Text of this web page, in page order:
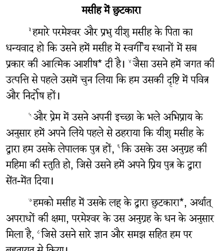
मसीह में छुटकारा
३हमारे परमेश्‍वर और प्रभु यीशु मसीह के पिता का
धन्यवाद हो कि उसने हमें मसीह में स्वर्गीय स्थानों में सब
प्रकार की आत्मिक आशीष* दी है। ४जैसा उसने हमें जगत की
उत्पत्ति से पहले उसमें चुन लिया कि हम उसकी दृष्टि में पवित्र
और निर्दोष हों।
५और प्रेम में उसने अपनी इच्छा के भले अभिप्राय के
अनुसार हमें अपने लिये पहले से ठहराया कि यीशु मसीह के
द्वारा हम उसके लेपालक पुत्र हों, ६कि उसके उस अनुग्रह की
महिमा की स्तुति हो, जिसे उसने हमें अपने प्रिय पुत्र के द्वारा
सेंत-मेंत दिया।
७हमको मसीह में उसके लहू के द्वारा छुटकारा*, अर्थात्
अपराधों की क्षमा, परमेश्‍वर के उस अनुग्रह के धन के अनुसार
मिला है, ८जिसे उसने सारे ज्ञान और समझ सहित हम पर